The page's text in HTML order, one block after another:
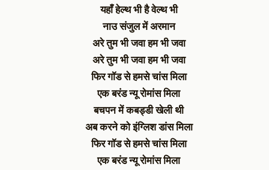
यहाँ हेल्थ भी है वेल्थ भी
नाउ संजुल में अरमान
अरे तुम भी जवा हम भी जवा
अरे तुम भी जवा हम भी जवा
फिर गॉड से हमसे चांस मिला
एक बरंड न्यू रोमांस मिला
बचपन में कबड्डी खेली थी
अब करने को इंग्लिश डांस मिला
फिर गॉड से हमसे चांस मिला
एक बरंड न्यू रोमांस मिला